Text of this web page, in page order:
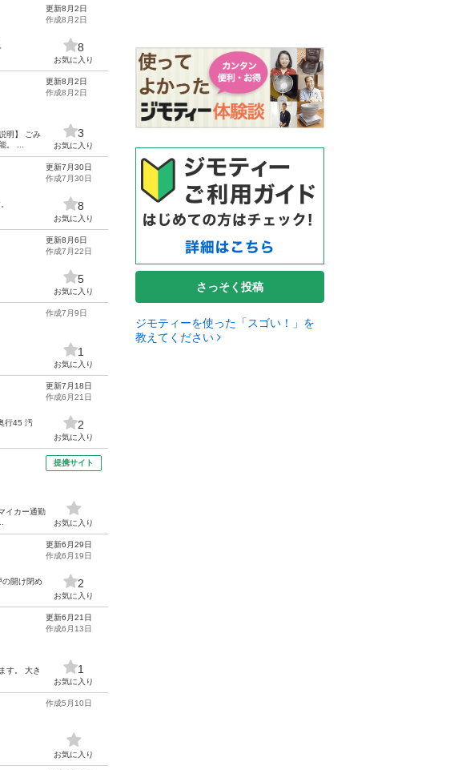
更新8月2日
作成8月2日
8
お気に入り
明】 ごみ
。 ...
更新8月2日
作成8月2日
3
お気に入り
更新7月30日
作成7月30日
8
お気に入り
更新8月6日
作成7月22日
5
お気に入り
作成7月9日
1
お気に入り
行45 汚
更新7月18日
作成6月21日
2
お気に入り
イカー通勤
提携サイト
お気に入り
開け閉め
更新6月29日
作成6月19日
2
お気に入り
す。 大き
更新6月21日
作成6月13日
1
お気に入り
作成5月10日
お気に入り
さっそく投稿
ジモティーを使った「スゴい！」を
教えてください